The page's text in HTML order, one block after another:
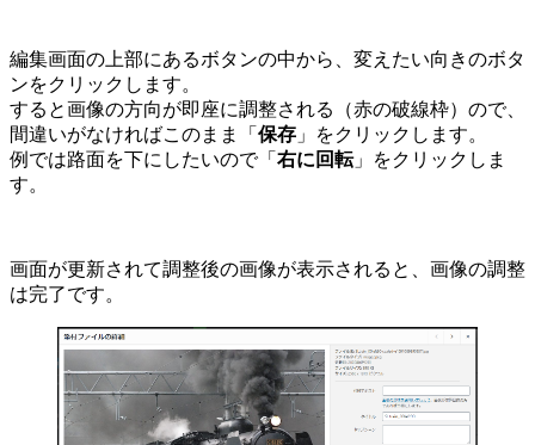
編集画面の上部にあるボタンの中から、変えたい向きのボタ
ンをクリックします。
すると画像の方向が即座に調整される（赤の破線枠）ので、
間違いがなければこのまま「 保存 」をクリックします。
例では路面を下にしたいので「 右に回転」をクリックしま
す。
画面が更新されて調整後の画像が表示されると、画像の調整
は完了です。